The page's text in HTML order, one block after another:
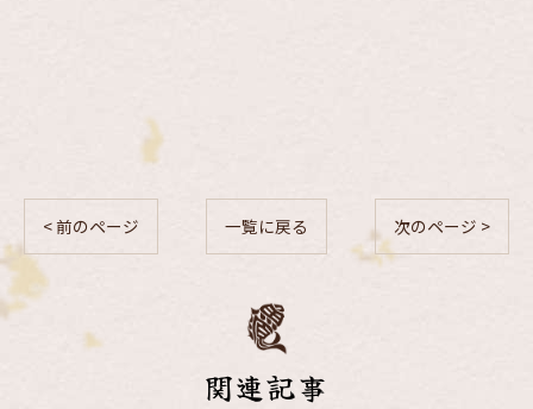
< 前のページ 一覧に戻る 次のページ >
関連記事